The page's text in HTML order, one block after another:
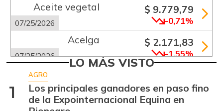
Aceite vegetal
07/25/2026
$ 9.779,79
-0,71%
Acelga
07/25/2026
$ 2.171,83
-1,55%
Aguacate común
07/25/2026 +6,24%
Aguacate hass $ 7.289,10
LO MÁS VISTO
1
AGRO
Los principales ganadores en paso fino
de la Expointernacional Equina en